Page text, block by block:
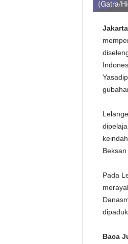
(Gatra/
Pada
Baca